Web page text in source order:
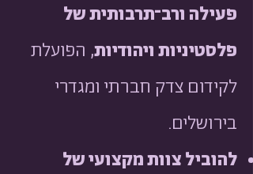
פעילה ורב־תרבותית של
פלסטיניות ויהודיות, הפועלת
לקידום צדק חברתי ומגדרי
בירושלים.
להוביל צוות מקצועי של